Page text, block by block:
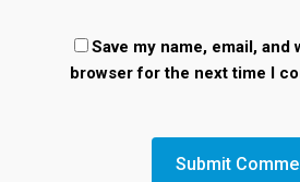
Save my name, email, and
browser for the next time I